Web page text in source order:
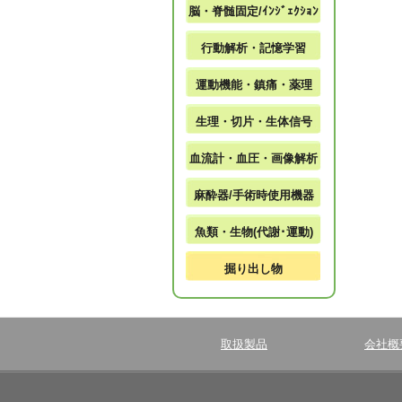
脳・脊髄固定/ｲﾝｼﾞｪｸｼｮﾝ
行動解析・記憶学習
運動機能・鎮痛・薬理
生理・切片・生体信号
血流計・血圧・画像解析
麻酔器/手術時使用機器
魚類・生物(代謝･運動)
掘り出し物
取扱製品 会社概